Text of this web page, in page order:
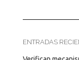
ENTRADAS